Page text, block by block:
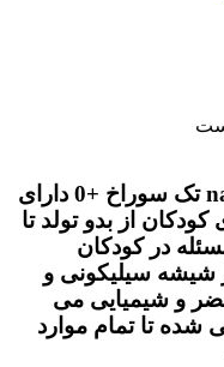
13سر شیشه چیکو natural feeling تک سوراخ +0 دارای
از بدو تولد تا
در کودکان
سیلیکونی و
و شیمیایی می
تا تمام موارد